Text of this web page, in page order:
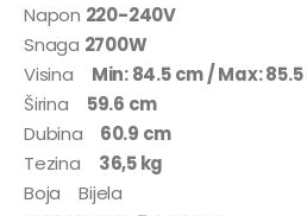
Napon 220-240V
Snaga 2700W
Visina Min: 84.5 cm / Max:
Širina 59.6 cm
Dubina
60.9 cm
Tezina 36,5 kg
Boja Bijela